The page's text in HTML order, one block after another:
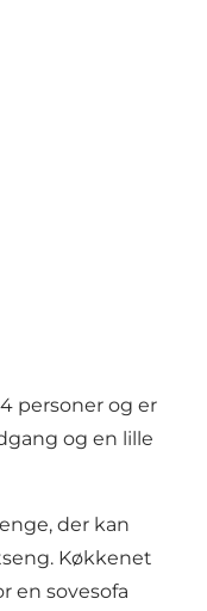
personer og er
og en lille
der kan
Køkkenet
en sovesofa